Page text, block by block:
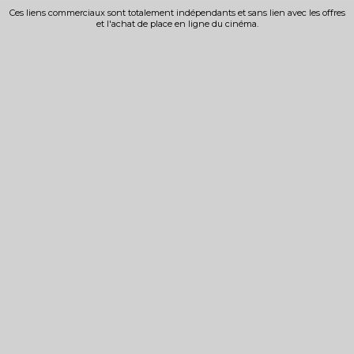
Ces liens commerciaux sont totalement indépendants et sans lien avec les offres
et l'achat de place en ligne du cinéma.